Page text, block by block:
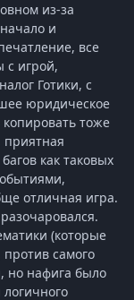
из-за
и
все
с игрой,
Готики, с
юридическое
тоже
как таковых
отличная игра.
(которые
против самого
но нафига было